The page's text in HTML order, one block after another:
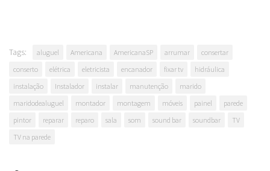
Tags: aluguel Americana AmericanaSP arrumar
consertar
conserto
elétrica eletricista encanador fixar tv
hidráulica
instalação
Instalador instalar manutenção
marido
maridodealuguel
montador montagem móveis painel
parede
pintor
reparar reparo sala som sound bar soundbar
TV
TV na parede